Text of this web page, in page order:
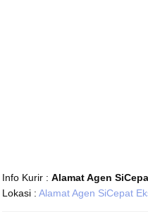
Info Kurir : Alamat Agen
Lokasi : Alamat Agen SiCepat